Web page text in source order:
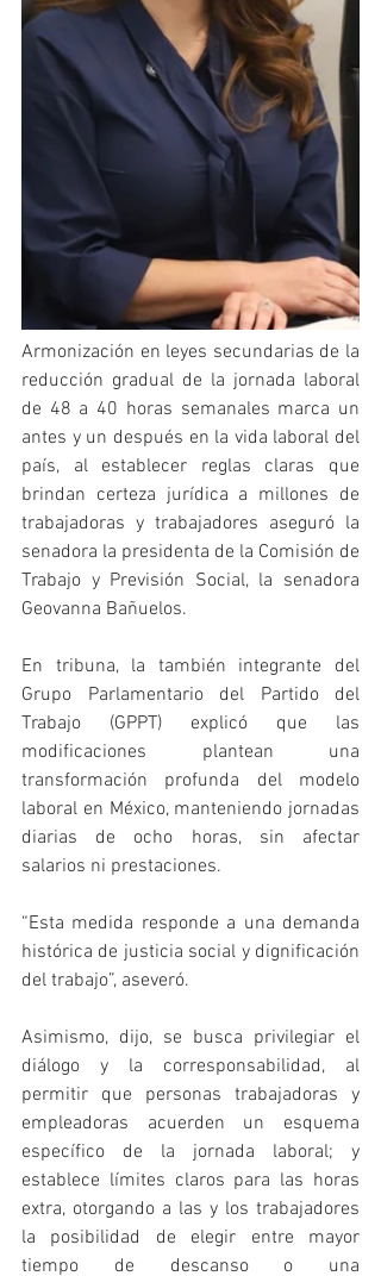
Armonización en leyes secundarias de la
reducción gradual de la jornada laboral
de 48 a 40 horas semanales marca un
antes y un después en la vida laboral del
país, al establecer reglas claras que
brindan certeza jurídica a millones de
trabajadoras y trabajadores aseguró la
senadora la presidenta de la Comisión de
Trabajo y Previsión Social, la senadora
Geovanna Bañuelos.
En tribuna, la también integrante del
Grupo Parlamentario del Partido del
Trabajo (GPPT) explicó que las
modificaciones plantean una
transformación profunda del modelo
laboral en México, manteniendo jornadas
diarias de ocho horas, sin afectar
salarios ni prestaciones.
“Esta medida responde a una demanda
histórica de justicia social y dignificación
del trabajo”, aseveró.
Asimismo, dijo, se busca privilegiar el
diálogo y la corresponsabilidad, al
permitir que personas trabajadoras y
empleadoras acuerden un esquema
específico de la jornada laboral; y
establece límites claros para las horas
extra, otorgando a las y los trabajadores
la posibilidad de elegir entre mayor
tiempo de descanso o una